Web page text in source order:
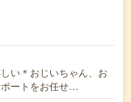
い＊おじいちゃん、お
ートをお任せ…